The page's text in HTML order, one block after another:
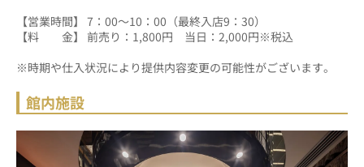
【営業時間】 7：00～10：00（最終入店9：30）
【料　　金】 前売り：1,800円　当日：2,000円※税込
※時期や仕入状況により提供内容変更の可能性がございます。
館内施設